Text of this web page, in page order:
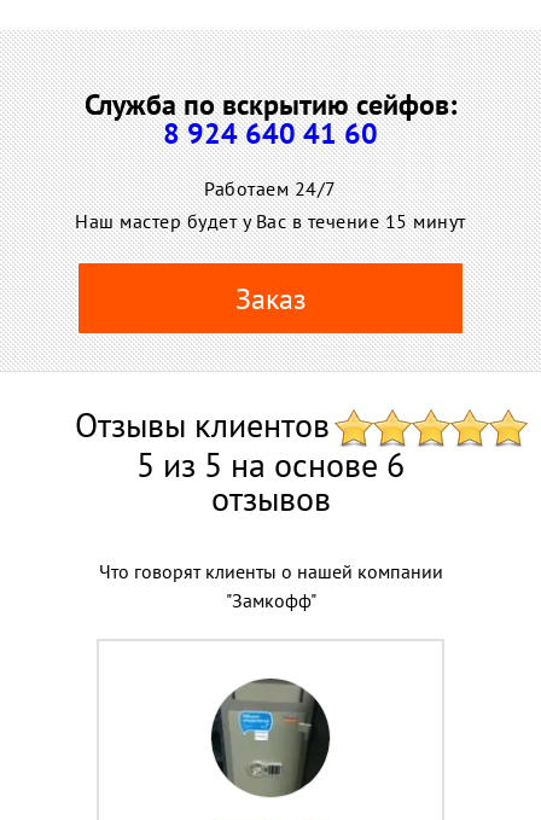
Служба по вскрытию сейфов:
8 924 640 41 60
Работаем 24/7
Наш мастер будет у Вас в течение 15 минут
Заказ
Отзывы клиентов
5 из 5 на основе 6
отзывов
Что говорят клиенты о нашей компании
"Замкофф"